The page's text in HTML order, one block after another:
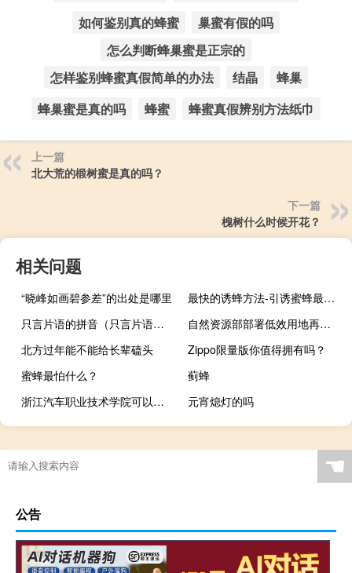
如何鉴别真的蜂蜜
巢蜜有假的吗
怎么判断蜂巢蜜是正宗的
怎样鉴别蜂蜜真假简单的办法
结晶
蜂巢
蜂巢蜜是真的吗
蜂蜜 蜂蜜真假辨别方法纸巾
上一篇
北大荒的椴树蜜是真的吗？
下一篇
槐树什么时候开花？
相关问题
“晓峰如画碧参差”的出处是哪里
最快的诱蜂方法-引诱蜜蜂最快的方法是什么？
只言片语的拼音（只言片语的拼音）
自然资源部部署低效用地再开发试点工作 决定在43个城市开展4年期试点
北方过年能不能给长辈磕头
Zippo限量版你值得拥有吗？
蜜蜂最怕什么？
蓟蜂
浙江汽车职业技术学院可以转本吗 浙江汽车职业技术学院
元宵熄灯的吗
☚
公告